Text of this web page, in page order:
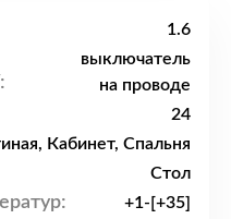
1.6
выключатель
на проводе
24
Кабинет, Спальня
Стол
+1-[+35]